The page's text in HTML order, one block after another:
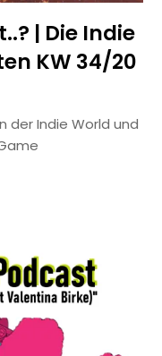
| Die Indie
KW 34/20
der Indie World und